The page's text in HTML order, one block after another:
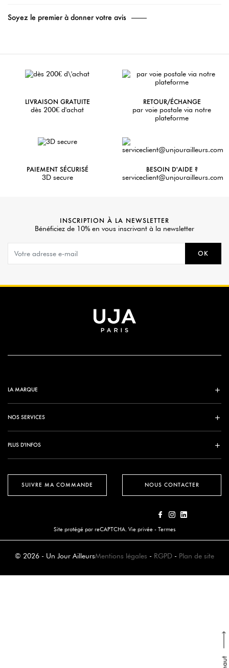
Soyez le premier à donner votre avis
LIVRAISON GRATUITE
dès 200€ d'achat
RETOUR/ÉCHANGE
par voie postale via notre
plateforme
PAIEMENT SÉCURISÉ
3D secure
BESOIN D'AIDE ?
serviceclient@unjourailleurs.com
INSCRIPTION À LA NEWSLETTER
Bénéficiez de 10% en vous inscrivant à la newsletter
OK
SUIVRE MA COMMANDE
LA MARQUE
NOS SERVICES
PLUS D'INFOS
NOUS CONTACTER
Site protégé par reCAPTCHA. Vie privée - Termes
© 2026 - Un Jour AilleursMentions légales - RGPD - Plan de site